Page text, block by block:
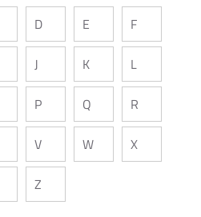
D E F
J K L
P Q R
V W X
Z